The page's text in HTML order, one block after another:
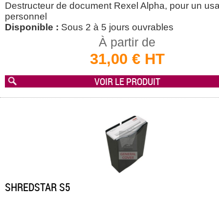
Destructeur de document Rexel Alpha, pour un
personnel
Disponible : Sous 2 à 5 jours ouvrables
À partir de
31,00 € HT
VOIR LE PRODUIT
SHREDSTAR S5